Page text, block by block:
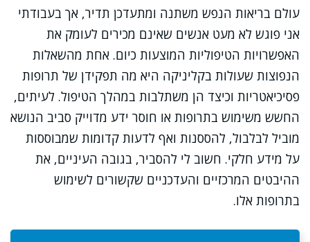
עולם בריאות הנפש משתנה ומתעדכן תדיר, אך בעבודתי
אני פוגש לא מעט אנשים שאינם מכירים לעומק את
האפשרויות הטיפוליות המוצעות כיום. אחת מהשאלות
הנפוצות שעולות בקליניקה היא מה תפקידן של תרופות
פסיכיאטריות וכיצד הן משתלבות במהלך הטיפול. לעיתים,
החשש משימוש בתרופות או חוסר ידע מדוייק סביב הנושא
מוביל לבלבול, להססנות ואף לדעות קדומות שמבוססות
על מידע חלקי. חשוב לי להסביר, בגובה העיניים, את
ההיבטים המרכזיים והעדכניים שקשורים לשימוש
בתרופות אלו.